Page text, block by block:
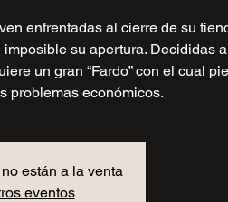
enfrentadas al cierre de su
su apertura. Decididas
un gran “Fardo” con el cual
problemas económicos.
están a la venta
eventos